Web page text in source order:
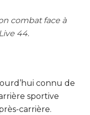
combat face à
44.
connu de
sportive
carrière.